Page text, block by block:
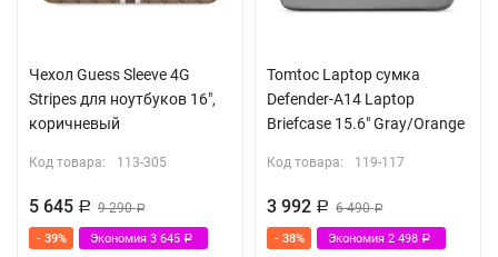
Чехол Guess Sleeve 4G
Stripes для ноутбуков 16",
коричневый
Код товара: 113-305
5 645 Р 9 290Р
- 39% Экономия 3 645 Р
Tomtoc Laptop сумка
Defender-A14 Laptop
Briefcase 15.6" Gray/Orange
Код товара: 119-117
3 992 Р 6 490Р
- 38% Экономия 2 498 Р